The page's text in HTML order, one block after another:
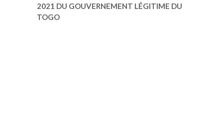
2021 DU GOUVERNEMENT LÉGITIME DU
TOGO